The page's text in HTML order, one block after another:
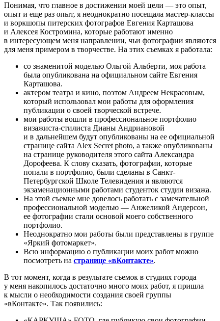
Понимая, что главное в достижении моей цели — это опыт,
опыт и еще раз опыт, я неоднократно посещала мастер-классы
и воркшопы питерских фотографов Евгения Карташова
и Алексея Костромина, которые работают именно
в интересующем меня направлении, чьи фотографии являются
для меня примером в творчестве. На этих съемках я работала:
со знаменитой моделью Ольгой Альберти, моя работа
была опубликована на официальном сайте Евгения
Карташова.
актером театра и кино, поэтом Андреем Некрасовым,
который использовал мои работы для оформления
публикации о своей творческой встрече.
мои работы вошли в профессиональное портфолио
визажиста-стилиста Дианы Андриановой
и в дальнейшем будут опубликованы на ее официальной
странице сайта Alex Secret photo, а также опубликованы
на странице руководителя этого сайта Александра
Дорофеева. К слову сказать, фотографии, которые
попали в портфолио, были сделаны в Санкт-
Петербургской Школе Телевидения и являются
экзаменационными работами студенток студии визажа.
На этой съемке мне довелось работать с замечательной
профессиональной моделью — Анжеликой Андерсон,
ее фотографии стали основой моего собственного
портфолио.
Неоднократно мои работы были представлены в группе
«Яркий фотомаркет».
Всю информацию о публикации моих работ можно
посмотреть на странице «вКонтакте».
В тот момент, когда в результате съемок в студиях города
у меня накопилось достаточно много моих работ, я пришла
к мысли о необходимости создания своей группы
«вКонтакте». Так появились: